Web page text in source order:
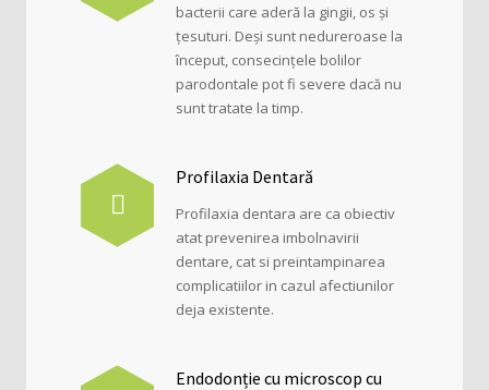
bacterii care aderă la gingii, os și
țesuturi. Deși sunt nedureroase la
început, consecințele bolilor
parodontale pot fi severe dacă nu
sunt tratate la timp.
Profilaxia Dentară
Profilaxia dentara are ca obiectiv
atat prevenirea imbolnavirii
dentare, cat si preintampinarea
complicatiilor in cazul afectiunilor
deja existente.
Endodonție cu microscop cu